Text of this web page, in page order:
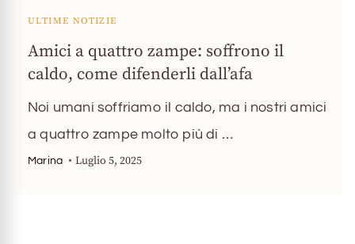
ULTIME NOTIZIE
Amici a quattro zampe: soffrono il
caldo, come difenderli dall’afa
Noi umani soffriamo il caldo, ma i nostri amici
a quattro zampe molto più di …
Marina Luglio 5, 2025